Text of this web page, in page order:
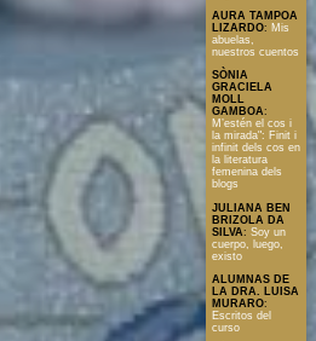
AURA TAMPOA
LIZARDO: Mis
abuelas,
nuestros cuentos
SÒNIA
GRACIELA
MOLL
GAMBOA:
M’estén el cos i
la mirada": Finit i
infinit dels cos en
la literatura
femenina dels
blogs
JULIANA BEN
BRIZOLA DA
SILVA: Soy un
cuerpo, luego,
existo
ALUMNAS DE
LA DRA. LUISA
MURARO:
Escritos del
curso